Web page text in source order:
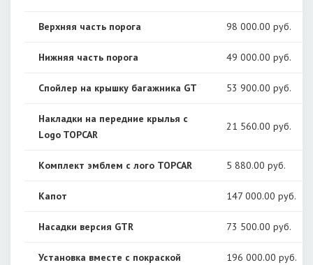
Верхняя часть порога 98 000.00 руб.
Нижняя часть порога 49 000.00 руб.
Спойлер на крышку багажника GT 53 900.00 руб.
Накладки на передние крылья с
Logo TOPCAR
21 560.00 руб.
Комплект эмблем с лого TOPCAR 5 880.00 руб.
Капот 147 000.00 руб.
Насадки версия GTR 73 500.00 руб.
Установка вместе с покраской 196 000.00 руб.